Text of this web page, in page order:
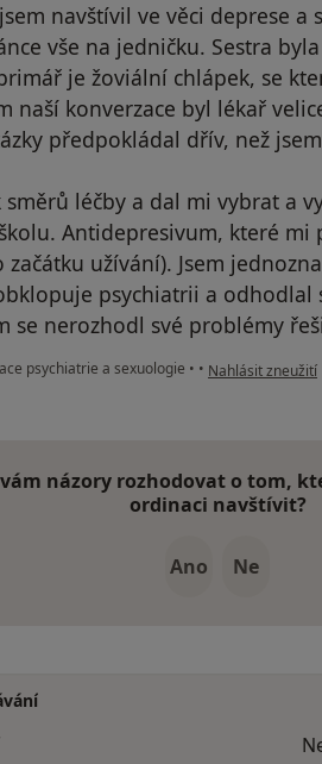
navštívil ve věci deprese a
vše na jedničku. Sestra
je žoviální chlápek, se
naší konverzace byl lékař
předpokládal dřív, než
léčby a dal mi vybrat a
Antidepresivum, které mi
začátku užívání). Jsem
psychiatrii a odhodlal
se nerozhodl své problémy
psychiatrie a sexuologie • • podle názoru
Nahlásit zneužití
názory rozhodovat o tom,
ordinaci navštívit?
Ano Ne